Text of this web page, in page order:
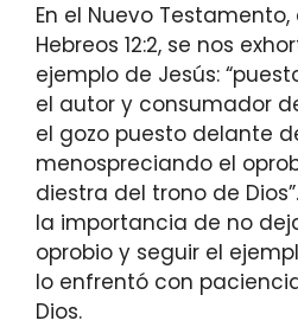
En el Nuevo
Hebreos 12:2, se nos
ejemplo de Jesús:
el autor y consumador
el gozo puesto delante
menospreciando el
diestra del trono de
la importancia de no
oprobio y seguir el
lo enfrentó con
Dios.